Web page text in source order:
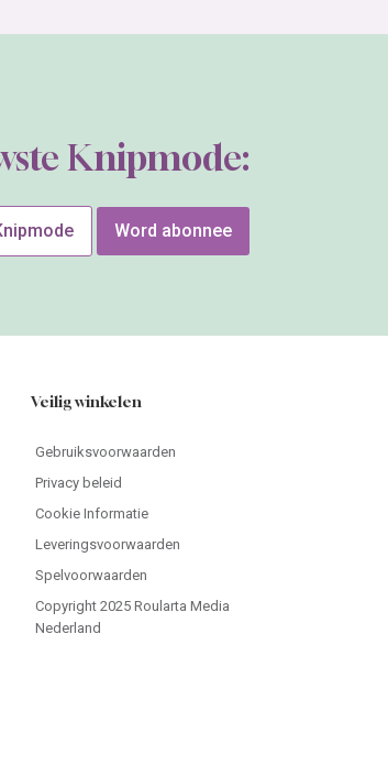
Knipmode:
Word abonnee
Veilig winkelen
Gebruiksvoorwaarden
Privacy beleid
Cookie Informatie
Leveringsvoorwaarden
Spelvoorwaarden
Copyright 2025 Roularta Media
Nederland